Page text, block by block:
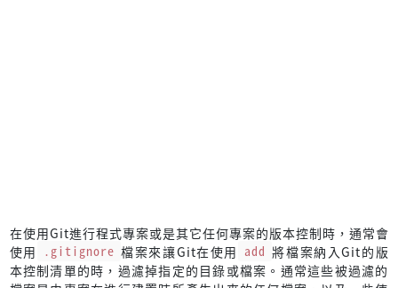
在使用Git進行程式專案或是其它任何專案的版本控制時，通常會
使用 .gitignore 檔案來讓Git在使用 add 將檔案納入Git的版
本控制清單的時，過濾掉指定的目錄或檔案。通常這些被過濾的